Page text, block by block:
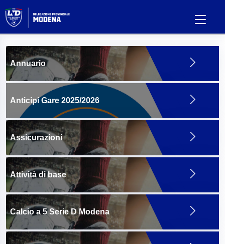
Annuario
Anticipi Gare 2025/2026
Assicurazioni
Attività di base
Calcio a 5 Serie D Modena